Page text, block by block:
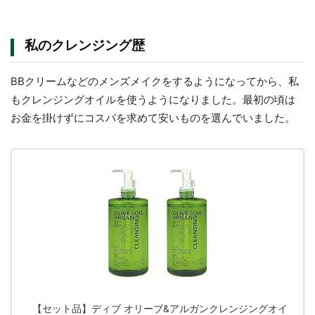
私のクレンジング歴
BBクリームなどのメンズメイクをするようになってから、私
もクレンジングオイルを使うようになりました。最初の頃は
お金を掛けずにコスパを求めて安いものを選んでいました。
【セット品】ディブ オリーブ&アルガンクレンジングオイ